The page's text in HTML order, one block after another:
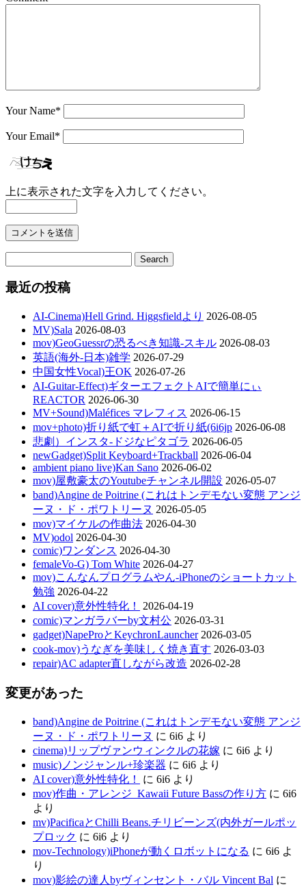
Your Name*
Your Email*
上に表示された文字を入力してください。
最近の投稿
AI-Cinema)Hell Grind. Higgsfieldより 2026-08-05
MV)Sala 2026-08-03
mov)GeoGuessrの恐るべき知識-スキル 2026-08-03
英語(海外-日本)雑学 2026-07-29
中国女性Vocal)王OK 2026-07-26
AI-Guitar-Effect)ギターエフェクトAIで簡単にぃ
REACTOR 2026-06-30
MV+Sound)Maléfices マレフィス 2026-06-15
mov+photo)折り紙で虹＋AIで折り紙(6i6jp 2026-06-08
悲劇）インスタ-ドジなピタゴラ 2026-06-05
newGadget)Split Keyboard+Trackball 2026-06-04
ambient piano live)Kan Sano 2026-06-02
mov)屋敷豪太のYoutubeチャンネル開設 2026-05-07
band)Angine de Poitrine (これはトンデモない変態 アンジ
ーヌ・ド・ポワトリーヌ 2026-05-05
mov)マイケルの作曲法 2026-04-30
MV)odol 2026-04-30
comic)ワンダンス 2026-04-30
femaleVo-G) Tom White 2026-04-27
mov)こんなんプログラムやん-iPhoneのショートカット
勉強 2026-04-22
AI cover)意外性特化！
2026-04-19
comic)マンガラバーby文村公 2026-03-31
gadget)NapeProとKeychronLauncher 2026-03-05
cook-mov)うなぎを美味しく焼き直す 2026-03-03
repair)AC adapter直しながら改造 2026-02-28
変更があった
band)Angine de Poitrine (これはトンデモない変態 アンジ
ーヌ・ド・ポワトリーヌ に 6i6 より
cinema)リップヴァンウィンクルの花嫁 に 6i6 より
music)ノンジャンル+珍楽器 に 6i6 より
AI cover)意外性特化！
に 6i6 より
mov)作曲・アレンジ_Kawaii Future Bassの作り方 に 6i6
より
mv)PacificaとChilli Beans.チリビーンズ(内外ガールポッ
プロック に 6i6 より
mov-Technology)iPhoneが動くロボットになる に 6i6 よ
り
mov)影絵の達人byヴィンセント・バル Vincent Bal に